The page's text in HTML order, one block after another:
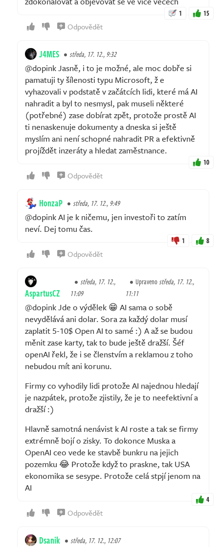
1 15
Odpovědět
J4MES středa, 17. 12., 9:32
@dopink Jasně, i to je možné, ale moc dobře si
pamatuji ty šílenosti typu Microsoft, ž e
vyhazovali v podstatě v začátcích lidi, které má AI
nahradit a byl to nesmysl, pak museli některé
(potřebné) zase dobírat zpět, protože prostě AI
ti nenaskenuje dokumenty a dneska si ještě
myslím ani není schopné nahradit PR a efektivně
projíždět inzeráty a hledat zaměstnance.
10
Odpovědět
HonzaP středa, 17. 12., 9:49
@dopink AI je k ničemu, jen investoři to zatím
neví. Dej tomu čas.
1 8
Odpovědět
AspartusCZ
středa, 17. 12.,
11:09
Upravenostředa, 17. 12.,
11:11
@dopink Jde o výdělek 😁 AI sama o sobě
nevydělává ani dolar. Sora za každý dolar musí
zaplatit 5-10$ Open AI to samé :) A až se budou
měnit zase karty, tak to bude ještě dražší. Šéf
openAI řekl, že i se členstvím a reklamou z toho
nebudou mít ani korunu.
Firmy co vyhodily lidi protože AI najednou hledají
je nazpátek, protože zjistily, že je to neefektivní a
dražší :)
Hlavně samotná nenávist k AI roste a tak se firmy
extrémně bojí o zisky. To dokonce Muska a
OpenAI ceo vede ke stavbě bunkru na jejich
pozemku 😂 Protože když to praskne, tak USA
ekonomika se sesype. Protože celá stpjí jenom na
AI
4
Odpovědět
Dsanik středa, 17. 12., 12:07